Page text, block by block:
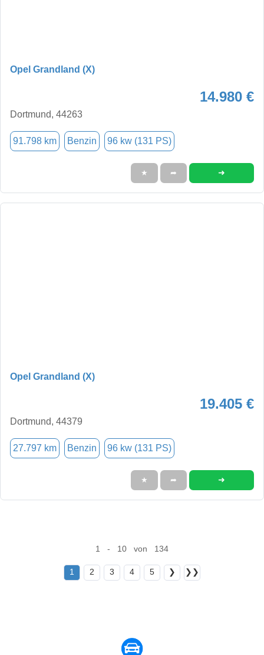
Opel Grandland (X)
14.980 €
Dortmund, 44263
91.798 km Benzin 96 kw (131 PS)
★ ➦ ➜
Opel Grandland (X)
19.405 €
Dortmund, 44379
27.797 km Benzin 96 kw (131 PS)
★ ➦ ➜
1 - 10 von 134
1 2 3 4 5 ❯ ❯❯